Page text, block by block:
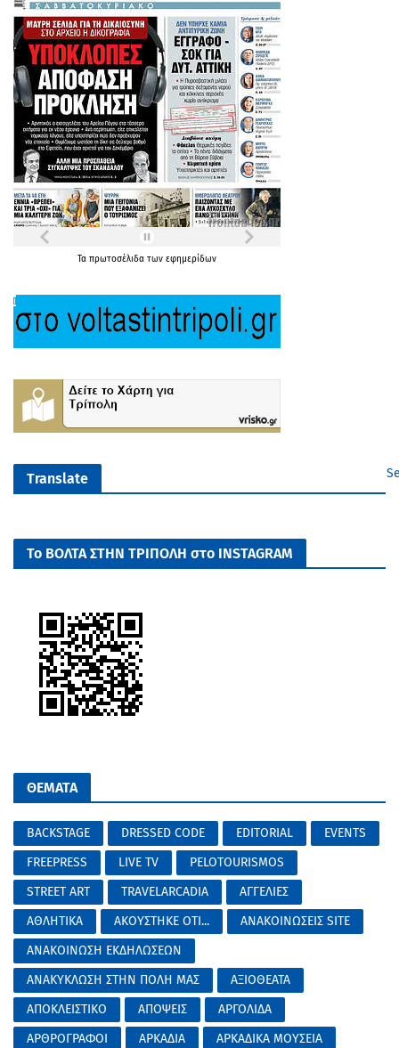
Τα πρωτοσέλιδα των εφημερίδων
Translate
Το ΒΟΛΤΑ ΣΤΗΝ ΤΡΙΠΟΛΗ στο INSTAGRAM
ΘΕΜΑΤΑ
BACKSTAGE DRESSED CODE EDITORIAL
EVENTS
FREEPRESS
LIVE TV
PELOTOURISMOS
STREET ART
TRAVELARCADIA
ΑΓΓΕΛΙΕΣ
ΑΘΛΗΤΙΚΑ
ΑΚΟΥΣΤΗΚΕ ΟΤΙ...
ΑΝΑΚΟΙΝΩΣΕΙΣ SITE
ΑΝΑΚΟΙΝΩΣΗ ΕΚΔΗΛΩΣΕΩΝ
ΑΝΑΚΥΚΛΩΣΗ ΣΤΗΝ ΠΟΛΗ ΜΑΣ
ΑΞΙΟΘΕΑΤΑ
ΑΠΟΚΛΕΙΣΤΙΚΟ
ΑΠΟΨΕΙΣ
ΑΡΓΟΛΙΔΑ
ΑΡΘΡΟΓΡΑΦΟΙ
ΑΡΚΑΔΙΑ
ΑΡΚΑΔΙΚΑ ΜΟΥΣΕΙΑ